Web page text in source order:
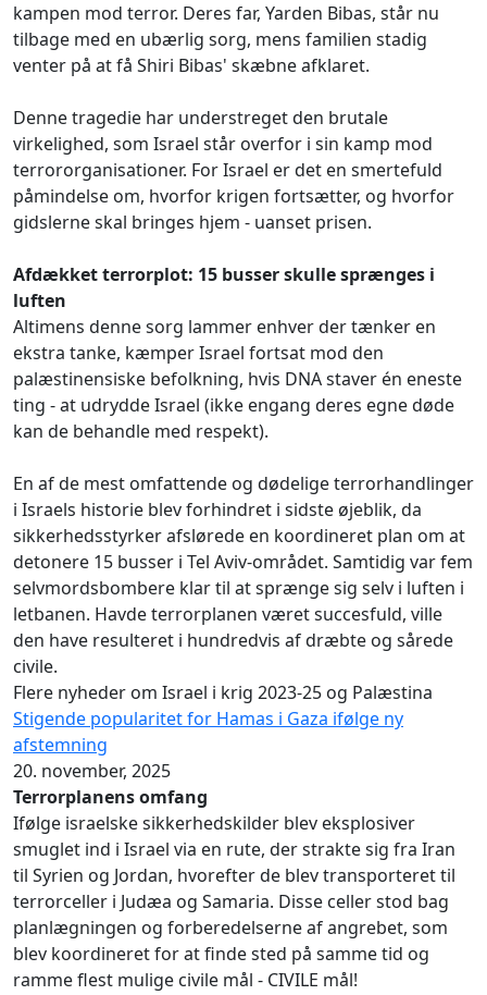
kampen mod terror. Deres far, Yarden Bibas, står nu
tilbage med en ubærlig sorg, mens familien stadig
venter på at få Shiri Bibas' skæbne afklaret.
Denne tragedie har understreget den brutale
virkelighed, som Israel står overfor i sin kamp mod
terrororganisationer. For Israel er det en smertefuld
påmindelse om, hvorfor krigen fortsætter, og hvorfor
gidslerne skal bringes hjem - uanset prisen.
Afdækket terrorplot: 15 busser skulle sprænges i
luften
Altimens denne sorg lammer enhver der tænker en
ekstra tanke, kæmper Israel fortsat mod den
palæstinensiske befolkning, hvis DNA staver én eneste
ting - at udrydde Israel (ikke engang deres egne døde
kan de behandle med respekt).
En af de mest omfattende og dødelige terrorhandlinger
i Israels historie blev forhindret i sidste øjeblik, da
sikkerhedsstyrker afslørede en koordineret plan om at
detonere 15 busser i Tel Aviv-området. Samtidig var fem
selvmordsbombere klar til at sprænge sig selv i luften i
letbanen. Havde terrorplanen været succesfuld, ville
den have resulteret i hundredvis af dræbte og sårede
civile.
Flere nyheder om Israel i krig 2023-25 og Palæstina
Stigende popularitet for Hamas i Gaza ifølge ny
afstemning
20. november, 2025
Terrorplanens omfang
Ifølge israelske sikkerhedskilder blev eksplosiver
smuglet ind i Israel via en rute, der strakte sig fra Iran
til Syrien og Jordan, hvorefter de blev transporteret til
terrorceller i Judæa og Samaria. Disse celler stod bag
planlægningen og forberedelserne af angrebet, som
blev koordineret for at finde sted på samme tid og
ramme flest mulige civile mål - CIVILE mål!